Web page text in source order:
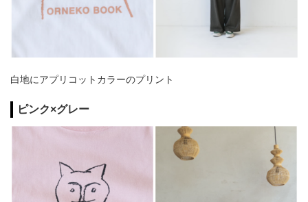
白地にアプリコットカラーのプリント
ピンク×グレー